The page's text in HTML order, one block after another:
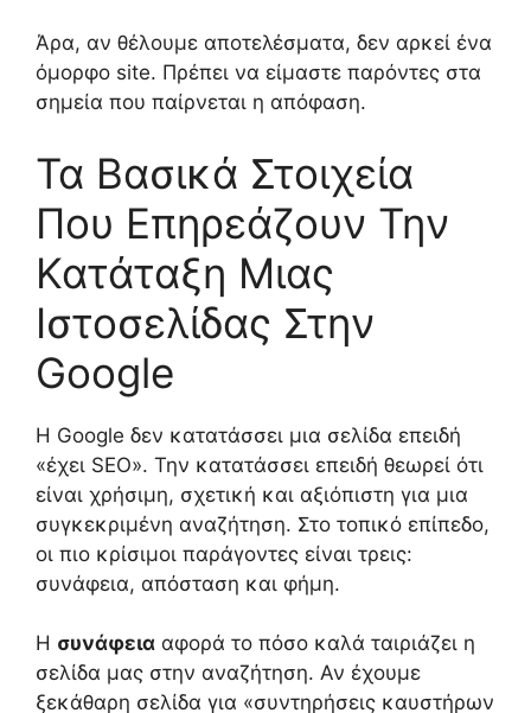
Άρα, αν θέλουμε αποτελέσματα, δεν αρκεί ένα
όμορφο site. Πρέπει να είμαστε παρόντες στα
σημεία που παίρνεται η απόφαση.
Τα Βασικά Στοιχεία
Που Επηρεάζουν Την
Κατάταξη Μιας
Ιστοσελίδας Στην
Google
Η Google δεν κατατάσσει μια σελίδα επειδή
«έχει SEO». Την κατατάσσει επειδή θεωρεί ότι
είναι χρήσιμη, σχετική και αξιόπιστη για μια
συγκεκριμένη αναζήτηση. Στο τοπικό επίπεδο,
οι πιο κρίσιμοι παράγοντες είναι τρεις:
συνάφεια, απόσταση και φήμη.
Η συνάφεια αφορά το πόσο καλά ταιριάζει η
σελίδα μας στην αναζήτηση. Αν έχουμε
ξεκάθαρη σελίδα για «συντηρήσεις καυστήρων